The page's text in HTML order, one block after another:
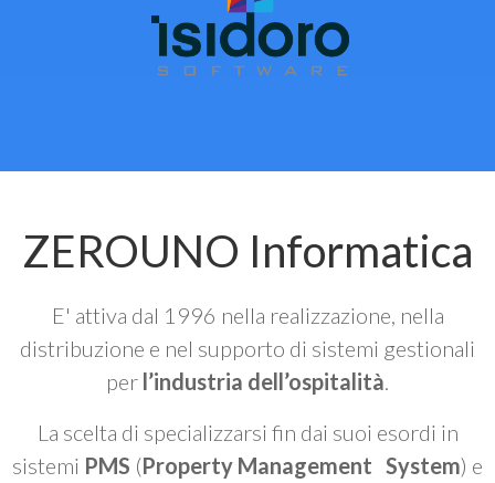
ZEROUNO Informatica
E' attiva dal 1996 nella realizzazione, nella
distribuzione e nel supporto di sistemi gestionali
per l’industria dell’ospitalità
La scelta di specializzarsi fin dai suoi esordi in
sistemi PMS (Property Management System) e